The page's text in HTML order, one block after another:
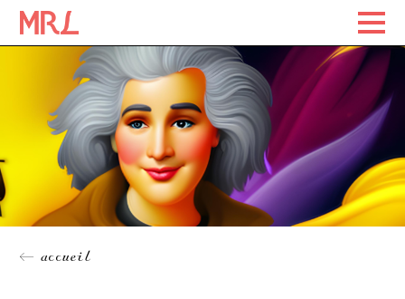
Maison Rousseau Littérature
Maison Rousseau Littérature
← accueil